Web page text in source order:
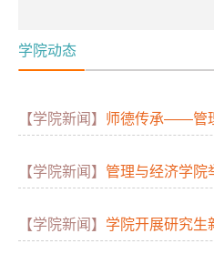
学院动态
【学院新闻】 师德传承——管
【学院新闻】 管理与经济学院
【学院新闻】 学院开展研究生